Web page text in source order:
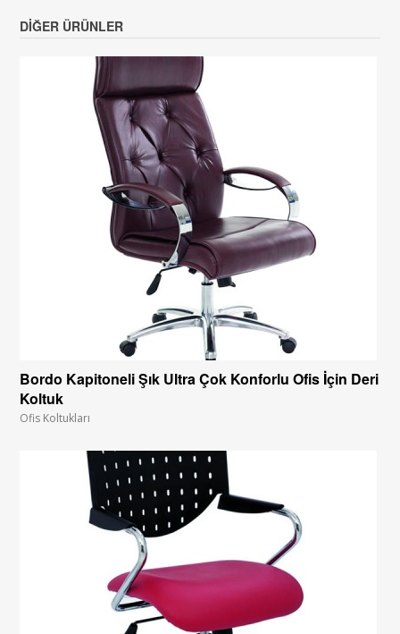
DIĞER ÜRÜNLER
Bordo Kapitoneli Şık Ultra Çok Konforlu Ofis İçin Deri
Koltuk
Ofis Koltukları